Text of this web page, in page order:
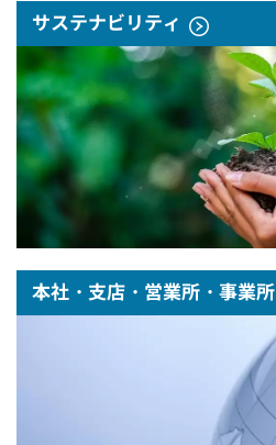
サステナビリティ
本社・支店・営業所・事業所